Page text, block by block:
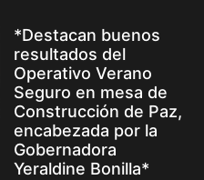
*Destacan buenos
resultados del
Operativo Verano
Seguro en mesa de
Construcción de Paz,
encabezada por la
Gobernadora
Yeraldine Bonilla*